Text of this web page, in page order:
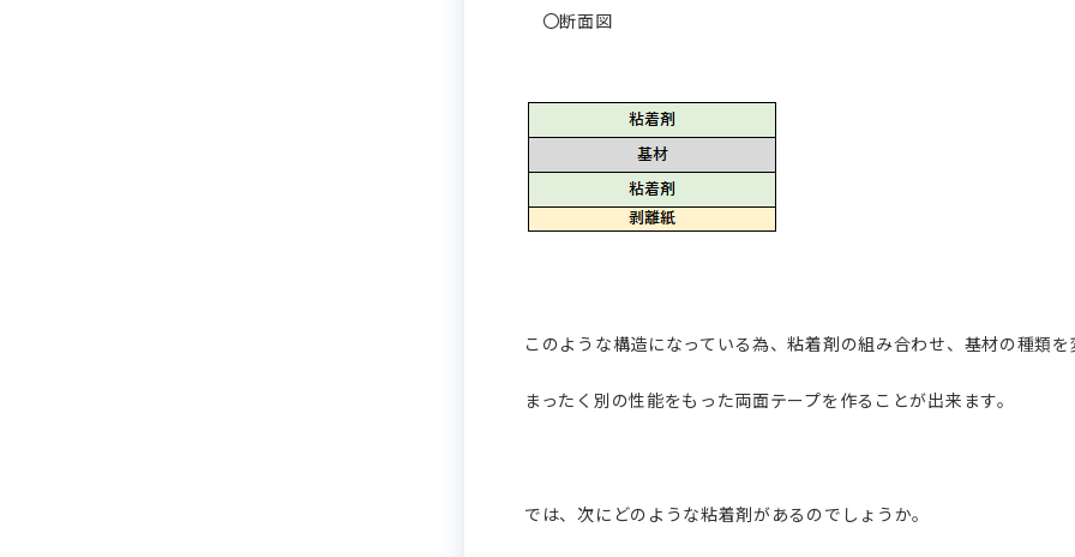
〇断面図
このような構造になっている為、粘着剤の組み合わせ、基材の種類を
まったく別の性能をもった両面テープを作ることが出来ます。
では、次にどのような粘着剤があるのでしょうか。